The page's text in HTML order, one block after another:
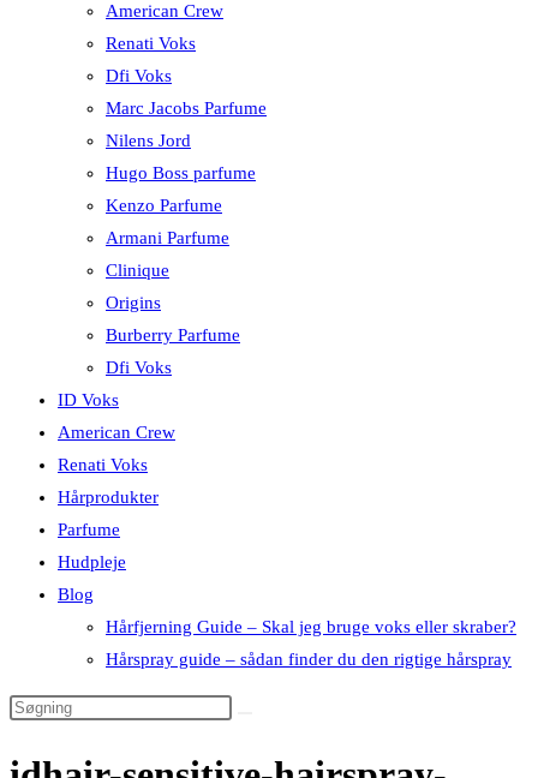
American Crew
Renati Voks
Dfi Voks
Marc Jacobs Parfume
Nilens Jord
Hugo Boss parfume
Kenzo Parfume
Armani Parfume
Clinique
Origins
Burberry Parfume
Dfi Voks
ID Voks
American Crew
Renati Voks
Hårprodukter
Parfume
Hudpleje
Blog
Hårfjerning Guide – Skal jeg bruge voks eller skraber?
Hårspray guide – sådan finder du den rigtige hårspray